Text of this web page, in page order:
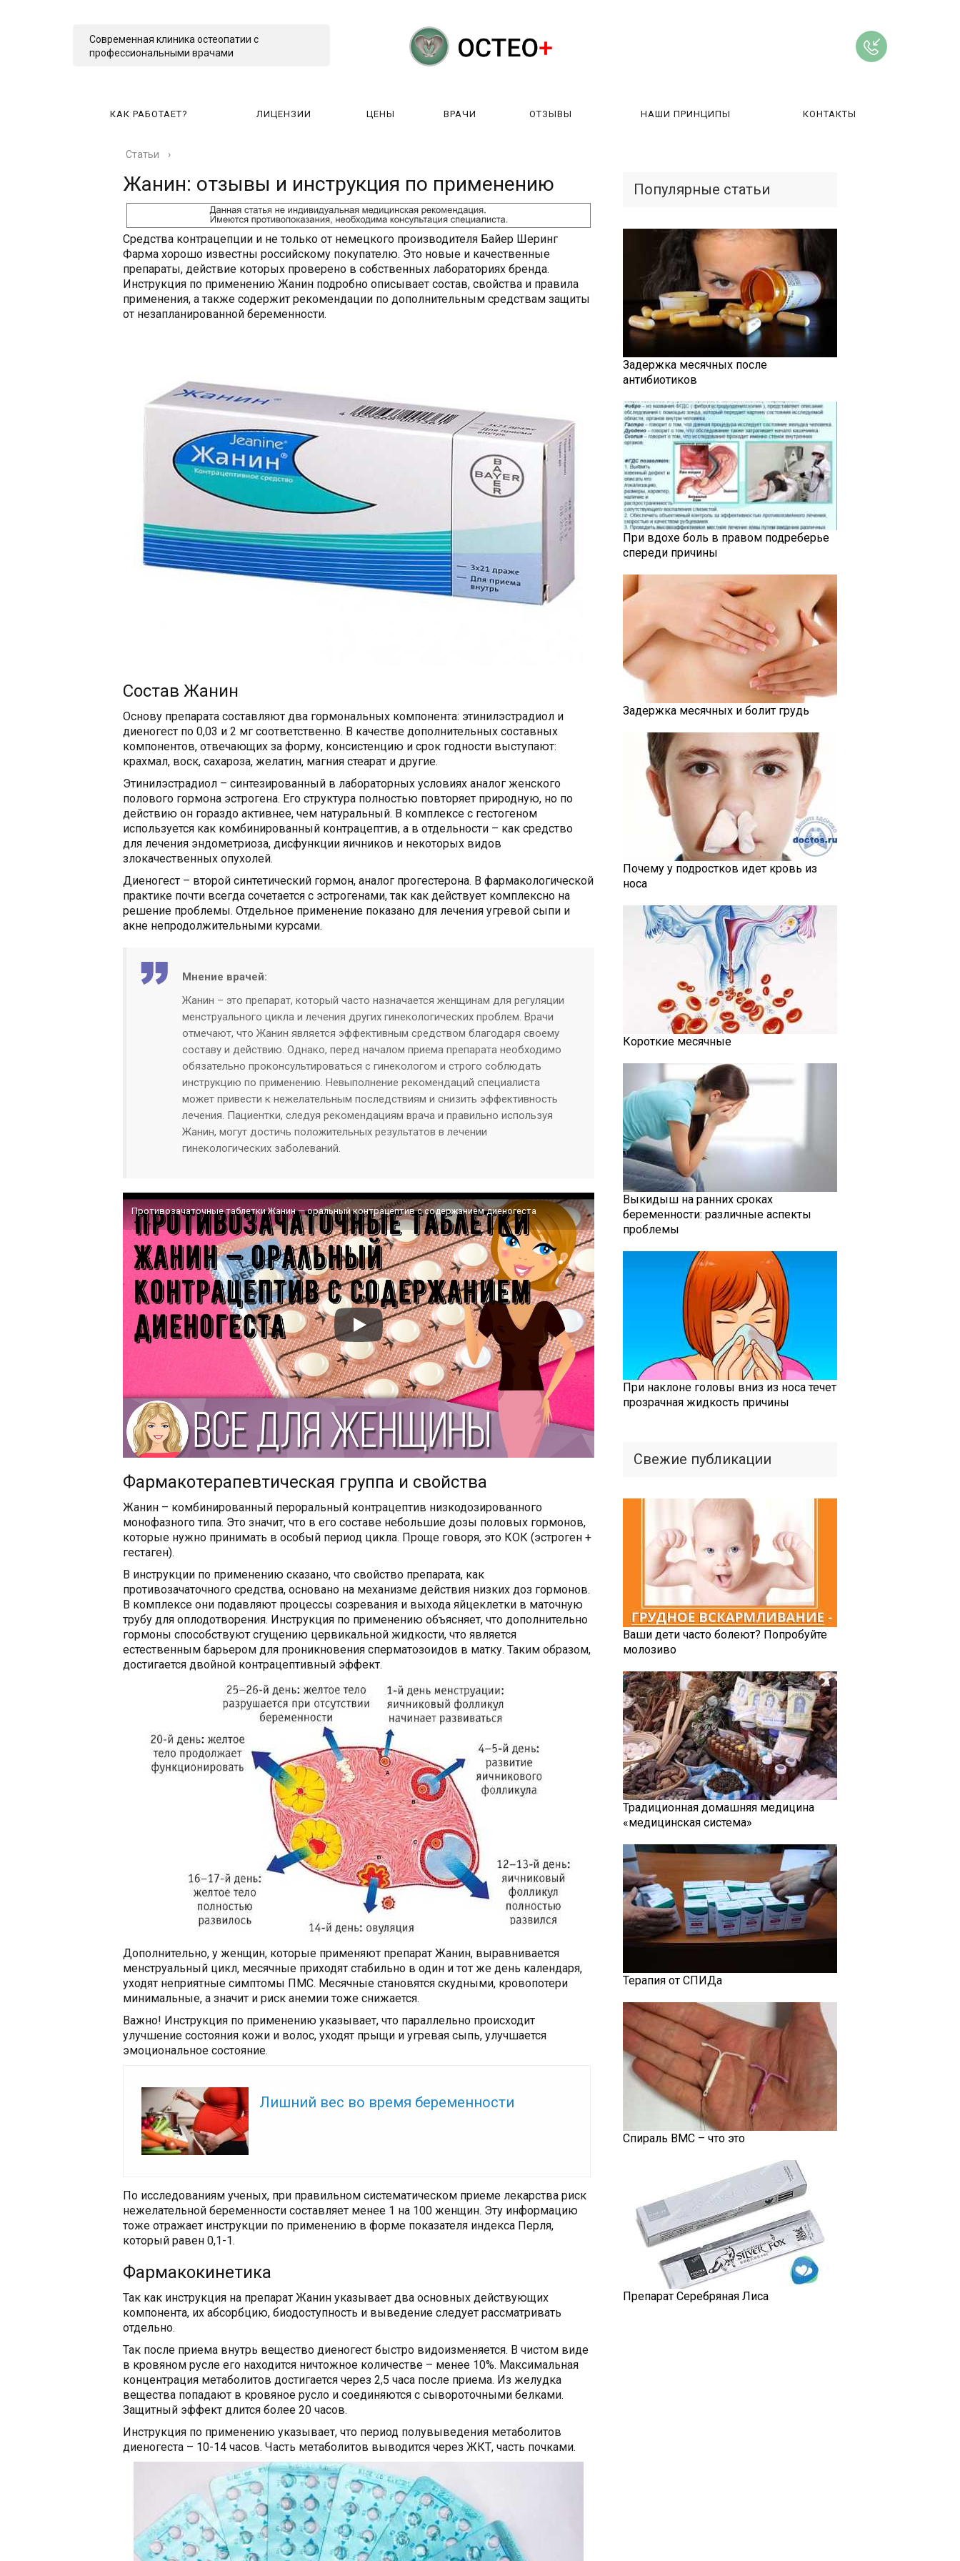
Современная клиника остеопатии с
профессиональными врачами
КАК РАБОТАЕТ? ЛИЦЕНЗИИ ЦЕНЫ ВРАЧИ ОТЗЫВЫ НАШИ ПРИНЦИПЫ КОНТАКТЫ
Статьи ›
Жанин: отзывы и инструкция по применению
Средства контрацепции и не только от немецкого производителя Байер Шеринг
Фарма хорошо известны российскому покупателю. Это новые и качественные
препараты, действие которых проверено в собственных лабораториях бренда.
Инструкция по применению Жанин подробно описывает состав, свойства и правила
применения, а также содержит рекомендации по дополнительным средствам защиты
от незапланированной беременности.
Состав Жанин
Основу препарата составляют два гормональных компонента: этинилэстрадиол и
диеногест по 0,03 и 2 мг соответственно. В качестве дополнительных составных
компонентов, отвечающих за форму, консистенцию и срок годности выступают:
крахмал, воск, сахароза, желатин, магния стеарат и другие.
Этинилэстрадиол – синтезированный в лабораторных условиях аналог женского
полового гормона эстрогена. Его структура полностью повторяет природную, но по
действию он гораздо активнее, чем натуральный. В комплексе с гестогеном
используется как комбинированный контрацептив, а в отдельности – как средство
для лечения эндометриоза, дисфункции яичников и некоторых видов
злокачественных опухолей.
Диеногест – второй синтетический гормон, аналог прогестерона. В фармакологической
практике почти всегда сочетается с эстрогенами, так как действует комплексно на
решение проблемы. Отдельное применение показано для лечения угревой сыпи и
акне непродолжительными курсами.
Мнение врачей:
Жанин – это препарат, который часто назначается женщинам для регуляции
менструального цикла и лечения других гинекологических проблем. Врачи
отмечают, что Жанин является эффективным средством благодаря своему
составу и действию. Однако, перед началом приема препарата необходимо
обязательно проконсультироваться с гинекологом и строго соблюдать
инструкцию по применению. Невыполнение рекомендаций специалиста
может привести к нежелательным последствиям и снизить эффективность
лечения. Пациентки, следуя рекомендациям врача и правильно используя
Жанин, могут достичь положительных результатов в лечении
гинекологических заболеваний.
Противозачаточные таблетки Жанин — оральный контрацептив с содержанием диеногеста
Фармакотерапевтическая группа и свойства
Жанин – комбинированный пероральный контрацептив низкодозированного
монофазного типа. Это значит, что в его составе небольшие дозы половых гормонов,
которые нужно принимать в особый период цикла. Проще говоря, это КОК (эстроген +
гестаген).
В инструкции по применению сказано, что свойство препарата, как
противозачаточного средства, основано на механизме действия низких доз гормонов.
В комплексе они подавляют процессы созревания и выхода яйцеклетки в маточную
трубу для оплодотворения. Инструкция по применению объясняет, что дополнительно
гормоны способствуют сгущению цервикальной жидкости, что является
естественным барьером для проникновения сперматозоидов в матку. Таким образом,
достигается двойной контрацептивный эффект.
Дополнительно, у женщин, которые применяют препарат Жанин, выравнивается
менструальный цикл, месячные приходят стабильно в один и тот же день календаря,
уходят неприятные симптомы ПМС. Месячные становятся скудными, кровопотери
минимальные, а значит и риск анемии тоже снижается.
Важно! Инструкция по применению указывает, что параллельно происходит
улучшение состояния кожи и волос, уходят прыщи и угревая сыпь, улучшается
эмоциональное состояние.
Лишний вес во время беременности
По исследованиям ученых, при правильном систематическом приеме лекарства риск
нежелательной беременности составляет менее 1 на 100 женщин. Эту информацию
тоже отражает инструкции по применению в форме показателя индекса Перля,
который равен 0,1-1.
Фармакокинетика
Так как инструкция на препарат Жанин указывает два основных действующих
компонента, их абсорбцию, биодоступность и выведение следует рассматривать
отдельно.
Так после приема внутрь вещество диеногест быстро видоизменяется. В чистом виде
в кровяном русле его находится ничтожное количестве – менее 10%. Максимальная
концентрация метаболитов достигается через 2,5 часа после приема. Из желудка
вещества попадают в кровяное русло и соединяются с сывороточными белками.
Защитный эффект длится более 20 часов.
Инструкция по применению указывает, что период полувыведения метаболитов
диеногеста – 10-14 часов. Часть метаболитов выводится через ЖКТ, часть почками.
Популярные статьи
Задержка месячных после
антибиотиков
При вдохе боль в правом подреберье
спереди причины
Задержка месячных и болит грудь
Почему у подростков идет кровь из
носа
Короткие месячные
Выкидыш на ранних сроках
беременности: различные аспекты
проблемы
При наклоне головы вниз из носа течет
прозрачная жидкость причины
Свежие публикации
Ваши дети часто болеют? Попробуйте
молозиво
Традиционная домашняя медицина
«медицинская система»
Терапия от СПИДа
Спираль ВМС – что это
Препарат Серебряная Лиса